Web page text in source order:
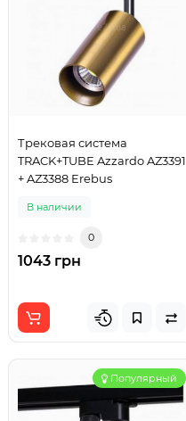
Трековая система
TRACK+TUBE Azzardo AZ3391
+ AZ3388 Erebus
В наличии
0
1043 грн
Популярный